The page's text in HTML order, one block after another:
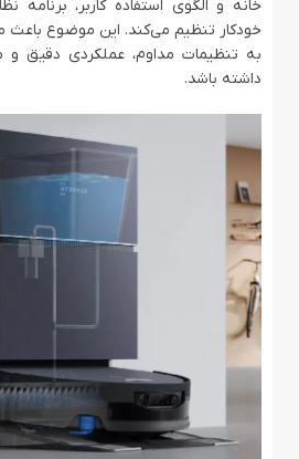
خانه و الگوی استفاده کاربر،
خودکار تنظیم می‌کند. این موضوع باعث
به تنظیمات مداوم، عملکردی دقیق و
داشته باشد.